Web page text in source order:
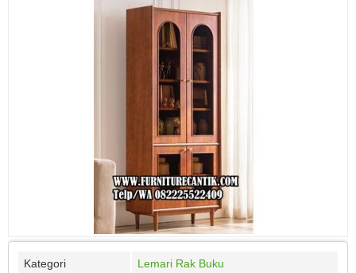
Kategori
Lemari Rak Buku